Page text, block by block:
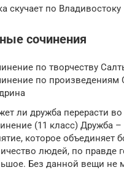
скучает по Владивостоку
сочинения
по творчеству
по произведениям
ли дружба перерасти
(11 класс) Дружба
которое объединяет
людей, по правде
Без данной вещи не